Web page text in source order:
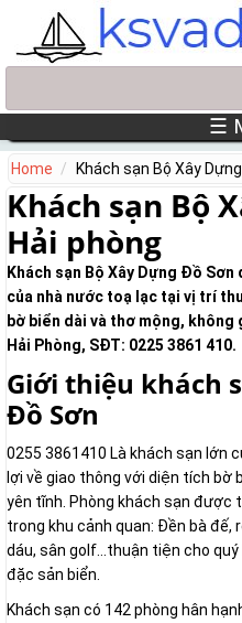
Skip to main content
☰
Home Khách sạn Bộ Xây
Khách sạn Bộ
Hải phòng
Khách sạn Bộ Xây Dựng Đồ
của nhà nước toạ lạc tại vị trí
bờ biển dài và thơ mộng,
Hải Phòng, SĐT: 0225 3861 410.
Giới thiệu khách
Đồ Sơn
0255 3861410 Là khách sạn lớn
lợi về giao thông với diện tích bờ
yên tĩnh. Phòng khách sạn được
trong khu cảnh quan: Đền bà
dáu, sân golf…thuận tiện cho
đặc sản biển.
Khách sạn có 142 phòng hân